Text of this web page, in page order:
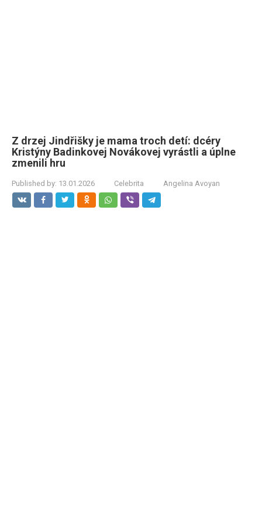
Z drzej Jindřišky je mama troch detí: dcéry
Kristýny Badinkovej Novákovej vyrástli a úplne
zmenili hru
Published by: 13.01.2026 Celebrita Angelina Avoyan